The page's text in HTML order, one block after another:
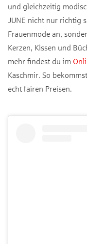
und gleichzeitig
JUNE nicht nur richtig
Frauenmode an,
Kerzen, Kissen und
mehr findest du im
Kaschmir. So
echt fairen Preisen.